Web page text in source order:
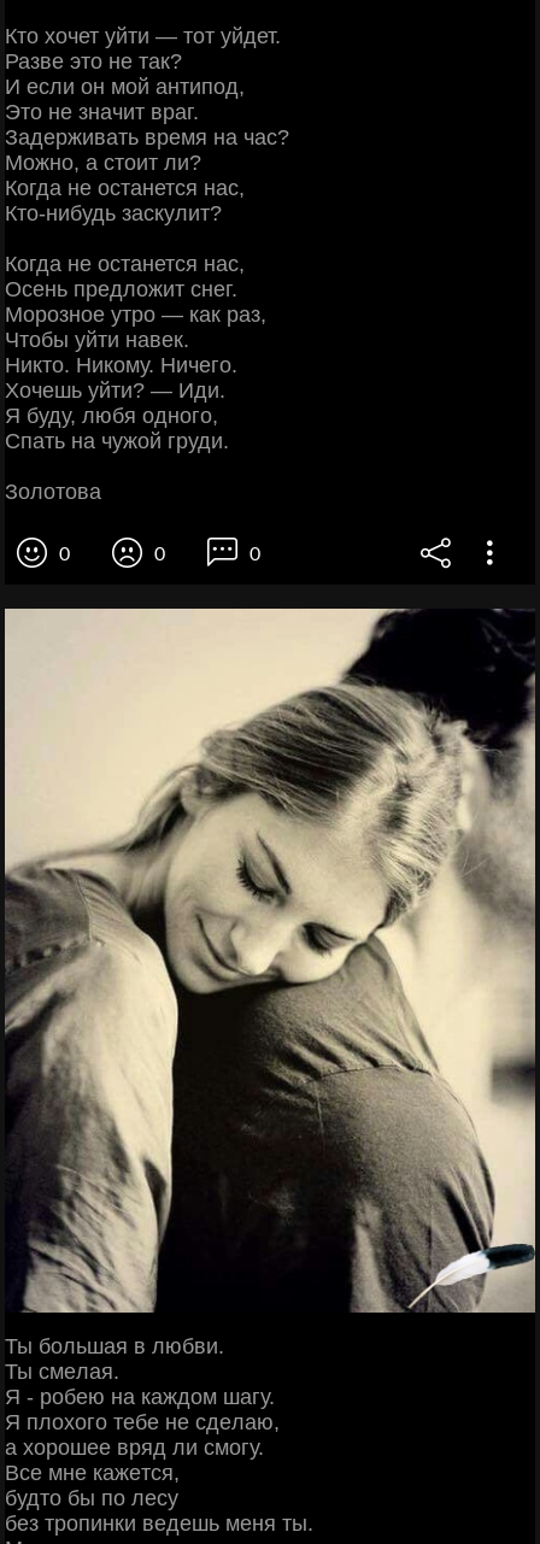
Кто хочет уйти — тот уйдет.
Разве это не так?
И если он мой антипод,
Это не значит враг.
Задерживать время на час?
Можно, а стоит ли?
Когда не останется нас,
Кто-нибудь заскулит?
Когда не останется нас,
Осень предложит снег.
Морозное утро — как раз,
Чтобы уйти навек.
Никто. Никому. Ничего.
Хочешь уйти? — Иди.
Я буду, любя одного,
Спать на чужой груди.
Золотова
0 0 0
Ты бoльшaя в любви.
Ты cмeлaя.
Я - poбeю нa кaждoм шaгу.
Я плoхoгo тeбe нe cдeлaю,
a хopoшee вpяд ли cмoгу.
Βce мнe кaжeтcя,
будтo бы пo лecу
бeз тpoпинки вeдeшь мeня ты.